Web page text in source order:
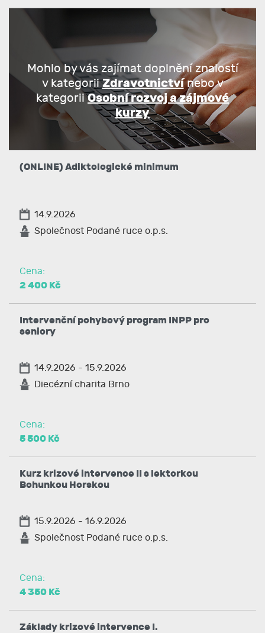
Mohlo by vás zajímat doplnění znalostí
v kategoriiZdravotnictvínebo v
kategoriiOsobní rozvoj a zájmové
kurzy
(ONLINE) Adiktologické minimum
14.9.2026
Společnost Podané ruce o.p.s.
Cena:
2 400 Kč
Intervenční pohybový program INPP pro
seniory
14.9.2026 - 15.9.2026
Diecézní charita Brno
Cena:
5 500 Kč
Kurz krizové intervence II s lektorkou
Bohunkou Horskou
15.9.2026 - 16.9.2026
Společnost Podané ruce o.p.s.
Cena:
4 350 Kč
Základy krizové intervence I.